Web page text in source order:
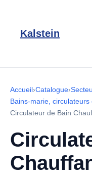
Kalstein
Accueil›Catalogue›
Bains-marie,
Circulateur de Bain